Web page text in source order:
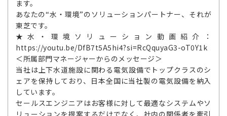
ます。
あなたの“水・環境”のソリューションパートナー、それが
東芝です。
★水・環境ソリューション動画紹介：
https://youtu.be/DfB7t5A5hi4?si=RcQquyaG3-oT0Y1k
＜所属部門マネージャーからのメッセージ＞
当社は上下水道施設に関わる電気設備でトップクラスのシ
ェアを保持しており、日本全国に当社製の電気設備を納入
しています。
セールスエンジニアはお客様に対して最適なシステムやソ